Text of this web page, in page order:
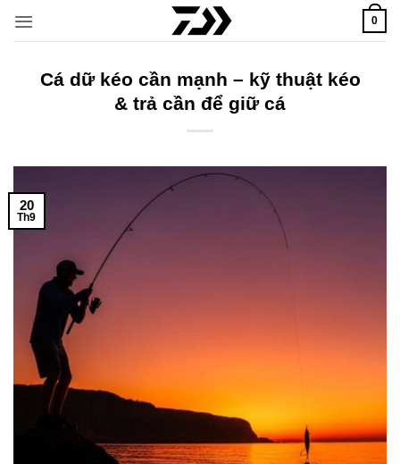
qua
0
Cá dữ kéo cần mạnh – kỹ thuật kéo
& trả cần để giữ cá
20
Th9